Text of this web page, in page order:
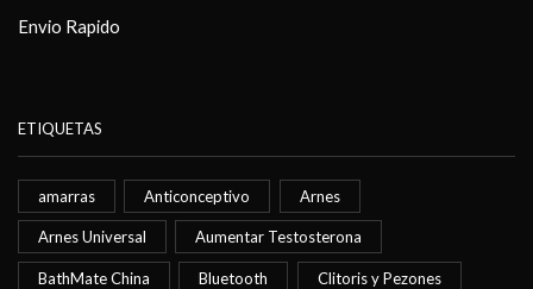
Envio Rapido
ETIQUETAS
amarras Anticonceptivo Arnes
Arnes Universal Aumentar Testosterona
BathMate China Bluetooth Clitoris y Pezones